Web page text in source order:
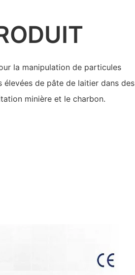
la manipulation de particules
de pâte de laitier dans des
minière et le charbon.